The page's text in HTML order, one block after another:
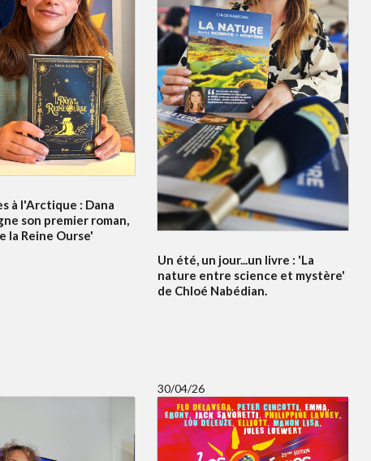
à l'Arctique : Dana
son premier roman,
la Reine Ourse'
Un été, un jour...un livre : 'La
nature entre science et mystère'
de Chloé Nabédian.
30/04/26